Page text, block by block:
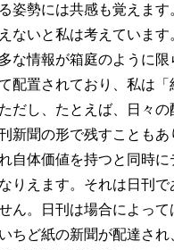
姿勢には共感も覚えま
ないと私は考えていま
な情報が箱庭のように限
配置されており、私は
だし、たとえば、日々
新聞の形で残すことも
自体価値を持つと同時に
りえます。それは日刊
ん。日刊は場合によっ
ちど紙の新聞が配達さ